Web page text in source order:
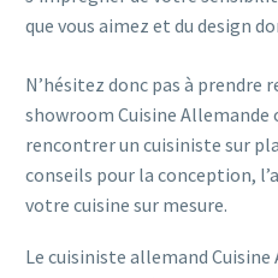
que vous aimez et du design
N’hésitez donc pas à prendre
showroom Cuisine Allemande
rencontrer un cuisiniste sur
conseils pour la conception,
votre cuisine sur mesure.
Le cuisiniste allemand Cuisine